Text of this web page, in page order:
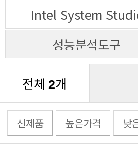
Intel System
성능분석도구
전체 2개
신제품 높은가격 낮